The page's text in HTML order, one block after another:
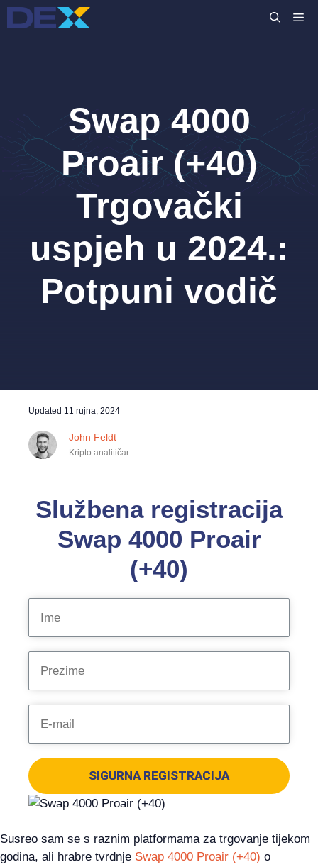
Preskoči
na
Swap 4000
Proair (+40)
Trgovački
uspjeh u 2024.:
Potpuni vodič
Updated 11 rujna, 2024
John Feldt
Kripto analitičar
Službena registracija
Swap 4000 Proair
(+40)
SIGURNA REGISTRACIJA
Susreo sam se s raznim platformama za trgovanje tijekom
godina, ali hrabre tvrdnje Swap 4000 Proair (+40) o